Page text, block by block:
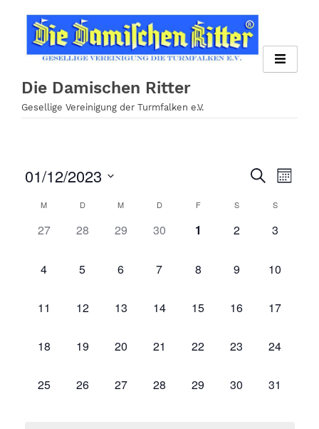
Inhalt
springen
Die Damischen Ritter
Gesellige Vereinigung der Turmfalken e.V.
Suche
und
Suche
Monat
01/12/2023
wählen.
Kalender
von
Veranstaltungen
M D M D F S S
0
27
0
28
0
29
0
30
0
1
0
2
0
3
0
4
0
5
0
6
0
7
0
8
0
9
0
10
0
11
0
12
0
13
0
14
0
15
0
16
0
17
0
18
0
19
0
20
0
21
0
22
0
23
0
24
0
25
0
26
0
27
0
28
0
29
0
30
0
31